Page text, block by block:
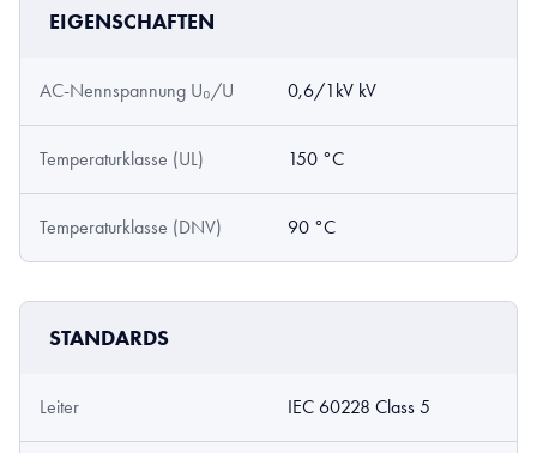
EIGENSCHAFTEN
AC-Nennspannung U₀/U 0,6/1kV kV
Temperaturklasse (UL) 150 °C
Temperaturklasse (DNV) 90 °C
STANDARDS
Leiter IEC 60228 Class 5